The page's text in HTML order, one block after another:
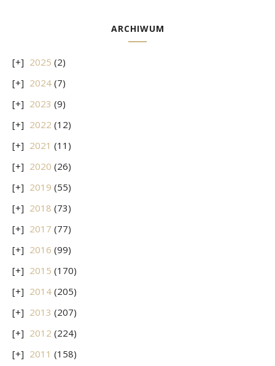
ARCHIWUM
2025 (2)
2024 (7)
2023 (9)
2022 (12)
2021 (11)
2020 (26)
2019 (55)
2018 (73)
2017 (77)
2016 (99)
2015 (170)
2014 (205)
2013 (207)
2012 (224)
2011 (158)